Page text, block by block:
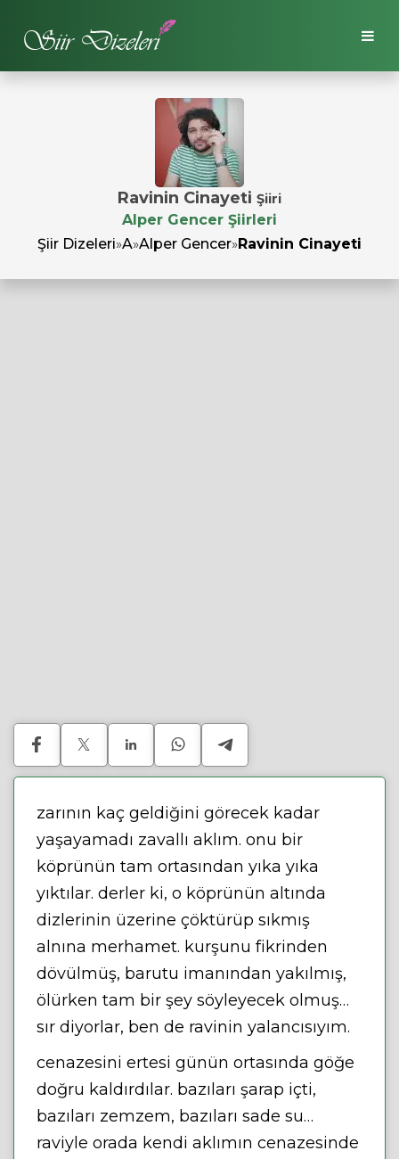
Ravinin Cinayeti Şiiri
Alper Gencer Şiirleri
Şiir Dizeleri»A»Alper Gencer»Ravinin Cinayeti
zarının kaç geldiğini görecek kadar
yaşayamadı zavallı aklım. onu bir
köprünün tam ortasından yıka yıka
yıktılar. derler ki, o köprünün altında
dizlerinin üzerine çöktürüp sıkmış
alnına merhamet. kurşunu fikrinden
dövülmüş, barutu imanından yakılmış,
ölürken tam bir şey söyleyecek olmuş…
sır diyorlar, ben de ravinin yalancısıyım.
cenazesini ertesi günün ortasında göğe
doğru kaldırdılar. bazıları şarap içti,
bazıları zemzem, bazıları sade su…
raviyle orada kendi aklımın cenazesinde